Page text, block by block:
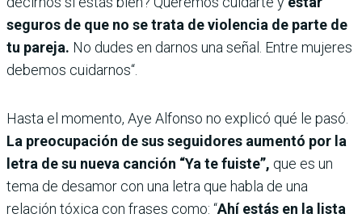
seguros de que no se trata de violencia de parte de
tu pareja. No dudes en darnos una señal. Entre mujeres
debemos cuidarnos“.
Hasta el momento, Aye Alfonso no explicó qué le pasó.
La preocupación de sus seguidores aumentó por la
letra de su nueva canción “Ya te fuiste”, que es un
tema de desamor con una letra que habla de una
relación tóxica con frases como: “Ahí estás en la lista